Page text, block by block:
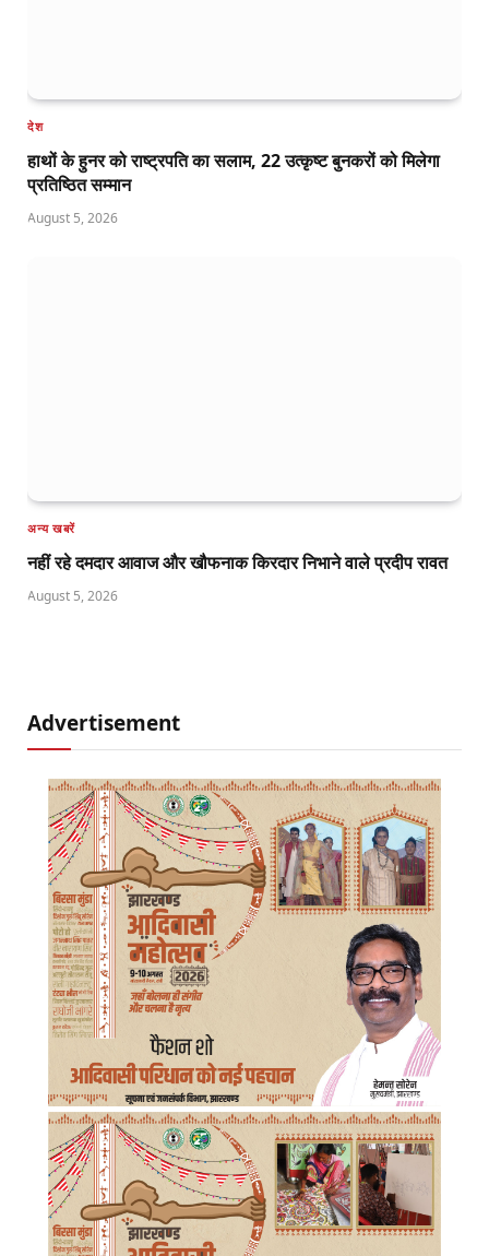
देश
हाथों के हुनर को राष्ट्रपति का सलाम, 22 उत्कृष्ट बुनकरों को मिलेगा
प्रतिष्ठित सम्मान
August 5, 2026
अन्य खबरें
नहीं रहे दमदार आवाज और खौफनाक किरदार निभाने वाले प्रदीप रावत
August 5, 2026
Advertisement